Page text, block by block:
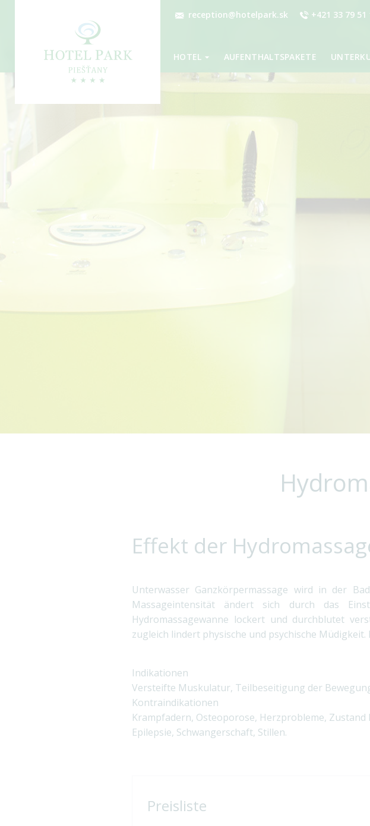
reception@hotelpark.sk +421 33 79 51
HOTEL AUFENTHALTSPAKETE
Effekt der
Unterwasser Ganzkörpermassage wird in der
Massageintensität ändert sich durch das
Hydromassagewanne lockert und durchblutet
zugleich lindert physische und psychische
Indikationen
Versteifte Muskulatur, Teilbeseitigung der
Kontraindikationen
Krampfadern, Osteoporose, Herzprobleme,
Epilepsie, Schwangerschaft, Stillen.
Preisliste